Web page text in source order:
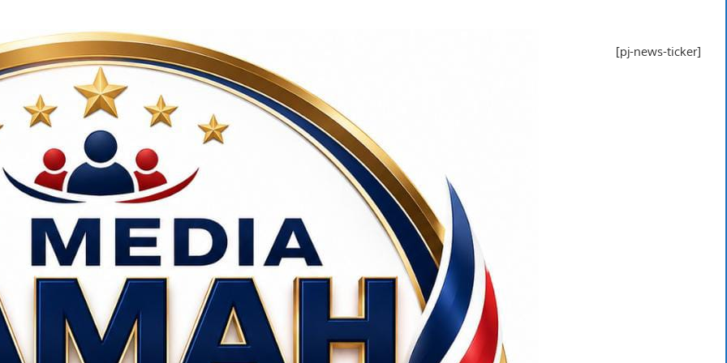
[pj-news-ticker]